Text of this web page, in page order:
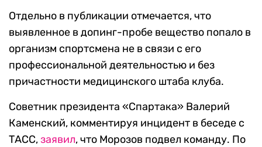
Отдельно в публикации отмечается, что
выявленное в допинг-пробе вещество попало в
организм спортсмена не в связи с его
профессиональной деятельностью и без
причастности медицинского штаба клуба.
Советник президента «Спартака» Валерий
Каменский, комментируя инцидент в беседе с
ТАСС,заявил, что Морозов подвел команду. По